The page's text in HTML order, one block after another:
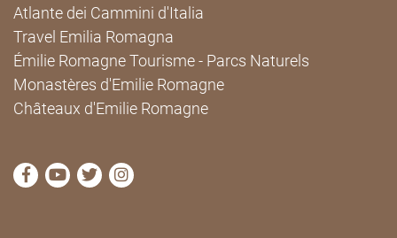
Atlante dei Cammini d'Italia
Travel Emilia Romagna
Émilie Romagne Tourisme - Parcs Naturels
Monastères d'Emilie Romagne
Châteaux d'Emilie Romagne
Visitez la page Facebook de Cammini Emilia-
Visitez la page YouTube de Cammini Emilia-
Visitez la page Twitter de Cammini Emilia-
Visitez la page Instagram de Cammini